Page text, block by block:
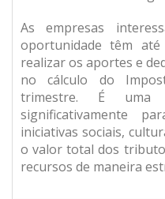
As empresas
oportunidade têm
realizar os aportes e
no cálculo do
trimestre. É uma
significativamente
iniciativas sociais,
o valor total dos
recursos de maneira